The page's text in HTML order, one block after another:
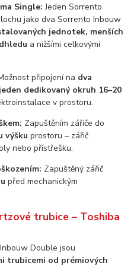
Single: Jeden Sorrento
jako dva Sorrento Inbouw
jednotek, menších
a nižšími celkovými
připojení na dva
jeden dedikovaný okruh 16–20
v prostoru.
Zapuštěním zářiče do
výšku prostoru – zářič
nebo přístřešku.
Zapuštěný zářič
před mechanickým
trubice – Toshiba
Double jsou
trubicemi od prémiových